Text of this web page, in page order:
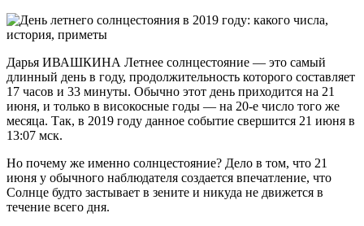
Дарья ИВАШКИНА Летнее солнцестояние — это самый
длинный день в году, продолжительность которого составляет
17 часов и 33 минуты. Обычно этот день приходится на 21
июня, и только в високосные годы — на 20-е число того же
месяца. Так, в 2019 году данное событие свершится 21 июня в
13:07 мск.
Но почему же именно солнцестояние? Дело в том, что 21
июня у обычного наблюдателя создается впечатление, что
Солнце будто застывает в зените и никуда не движется в
течение всего дня.